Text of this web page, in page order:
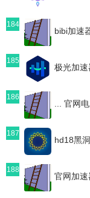
184
bibi加速
185
极光加
186
... 官网
187
hd18黑
188
官网加速